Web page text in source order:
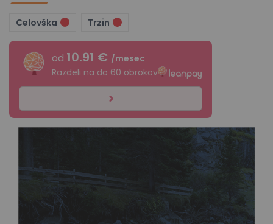
Celovška Trzin
od 10.91 € /mesec
Razdeli na do 60 obrokov